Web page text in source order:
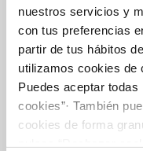
nuestros servicios y
con tus preferencias
partir de tus hábitos
utilizamos cookies de
Puedes aceptar todas
cookies”· También
cookies de forma
Tu Servicio
FACTURAS Y PRECIOS
ATENCIÓN AL CLIENTE
COMPROMISO DE